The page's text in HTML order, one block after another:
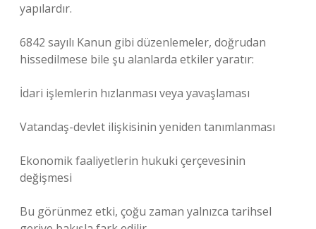
yapılardır.
6842 sayılı Kanun gibi düzenlemeler, doğrudan
hissedilmese bile şu alanlarda etkiler yaratır:
İdari işlemlerin hızlanması veya yavaşlaması
Vatandaş-devlet ilişkisinin yeniden tanımlanması
Ekonomik faaliyetlerin hukuki çerçevesinin
değişmesi
Bu görünmez etki, çoğu zaman yalnızca tarihsel